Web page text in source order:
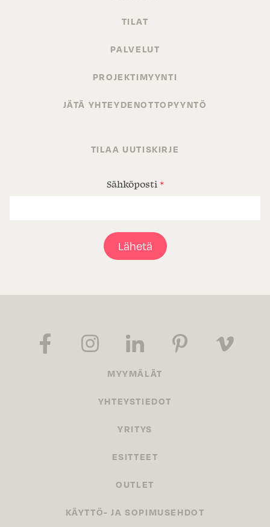
TILAT
PALVELUT
PROJEKTIMYYNTI
JÄTÄ YHTEYDENOTTOPYYNTÖ
TILAA UUTISKIRJE
Sähköposti *
Lähetä
MYYMÄLÄT
YHTEYSTIEDOT
YRITYS
ESITTEET
OUTLET
KÄYTTÖ- JA SOPIMUSEHDOT